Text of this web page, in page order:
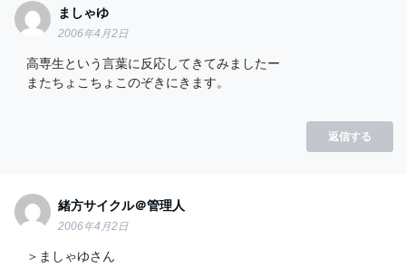
ましゃゆ
2006年4月2日
高専生という言葉に反応してきてみましたー
またちょこちょこのぞきにきます。
返信する
緒方サイクル＠管理人
2006年4月2日
＞ましゃゆさん